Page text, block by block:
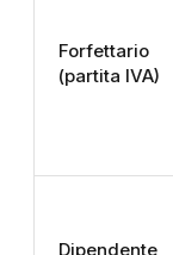
Forfettario
(partita IVA)
Dipendente